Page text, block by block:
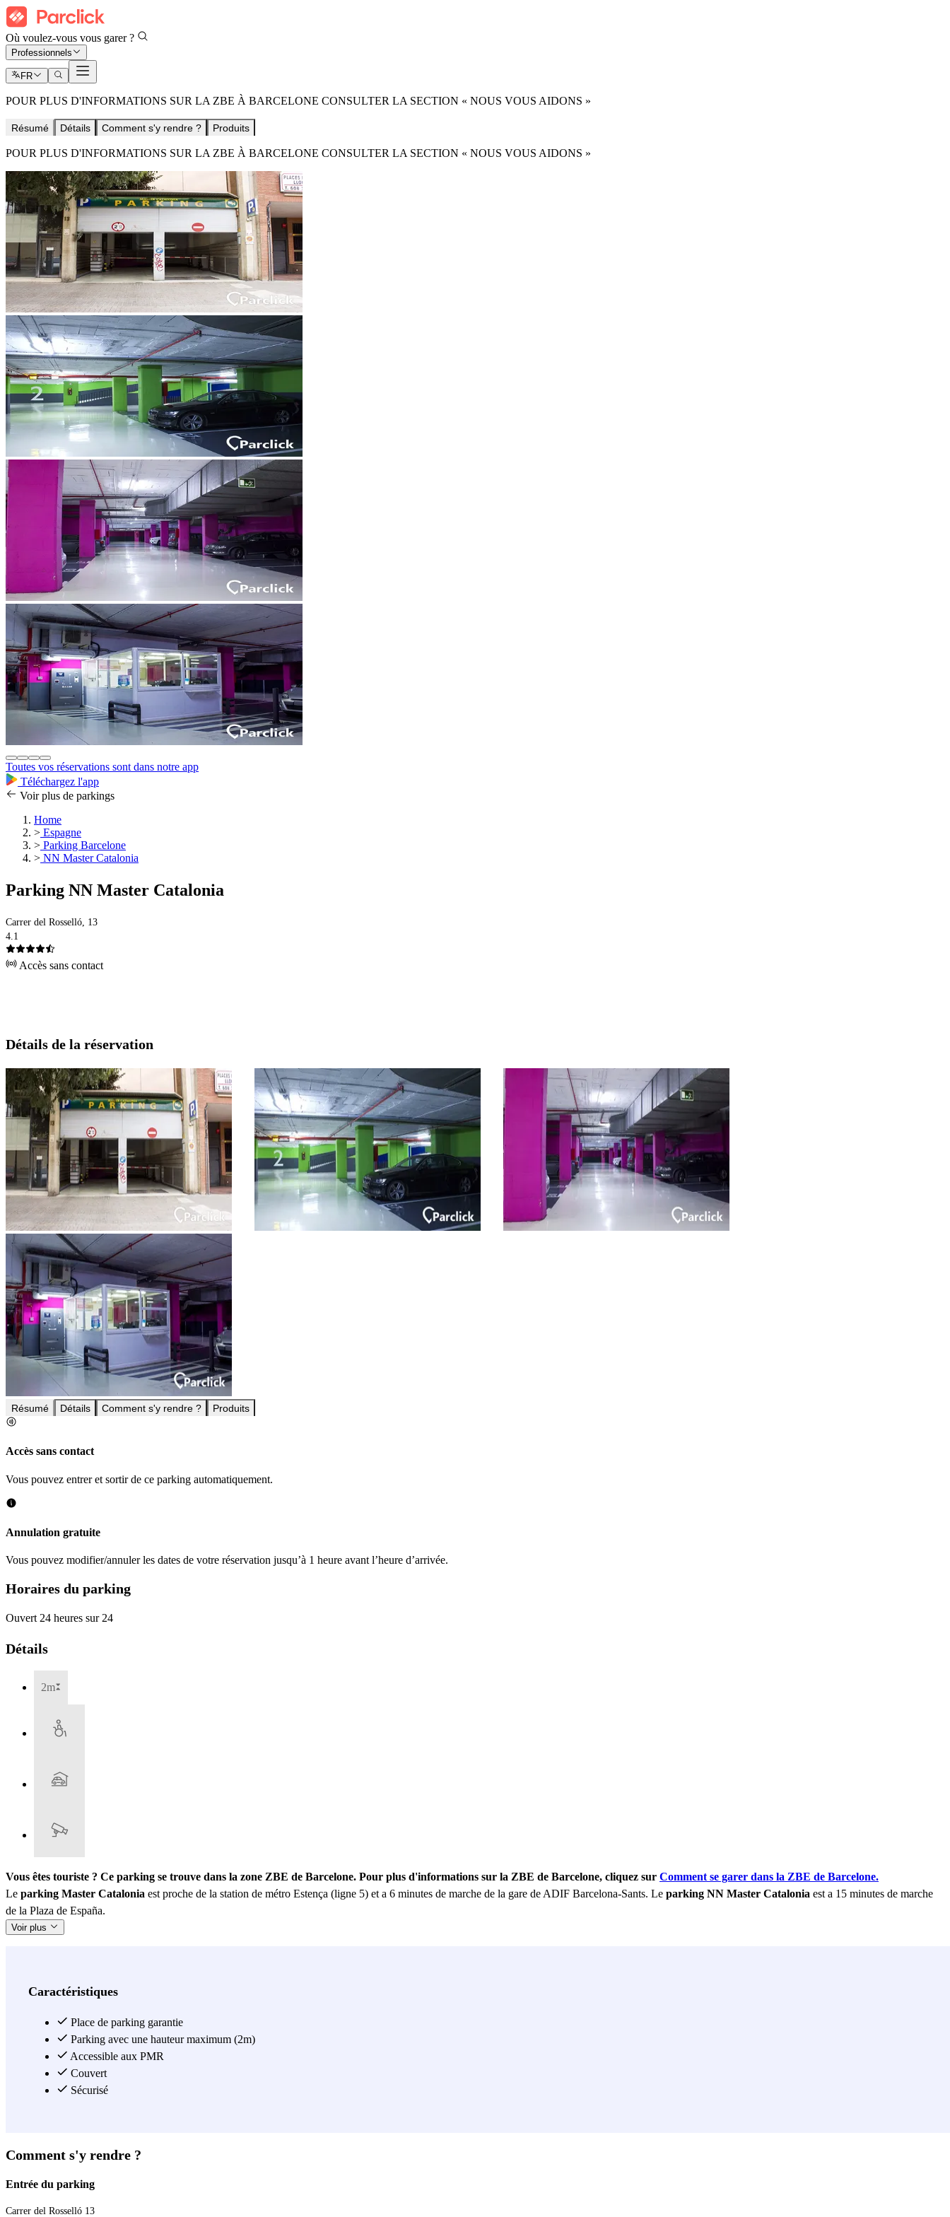
Où voulez-vous vous garer ?
Professionnels
FR
POUR PLUS D'INFORMATIONS SUR LA ZBE À BARCELONE CONSULTER LA SECTION « NOUS VOUS AIDONS »
Résumé Détails Comment s'y rendre ? Produits
POUR PLUS D'INFORMATIONS SUR LA ZBE À BARCELONE CONSULTER LA SECTION « NOUS VOUS AIDONS »
Toutes vos réservations sont dans notre app
Téléchargez l'app
Voir plus de parkings
Home
> Espagne
> Parking Barcelone
> NN Master Catalonia
Parking NN Master Catalonia
Carrer del Rosselló, 13
4.1
Accès sans contact
Détails de la réservation
Résumé Détails Comment s'y rendre ? Produits
Accès sans contact
Vous pouvez entrer et sortir de ce parking automatiquement.
Annulation gratuite
Vous pouvez modifier/annuler les dates de votre réservation jusqu’à 1 heure avant l’heure d’arrivée.
Horaires du parking
Ouvert 24 heures sur 24
Détails
2m
Vous êtes touriste ? Ce parking se trouve dans la zone ZBE de Barcelone. Pour plus d'informations sur la ZBE de Barcelone, cliquez sur Comment se garer dans la ZBE de Barcelone.
Le parking Master Catalonia est proche de la station de métro Estença (ligne 5) et a 6 minutes de marche de la gare de ADIF Barcelona-Sants. Le parking NN Master Catalonia est a 15 minutes de marche
de la Plaza de España.
Voir plus
Caractéristiques
Place de parking garantie
Parking avec une hauteur maximum (2m)
Accessible aux PMR
Couvert
Sécurisé
Comment s'y rendre ?
Entrée du parking
Carrer del Rosselló 13